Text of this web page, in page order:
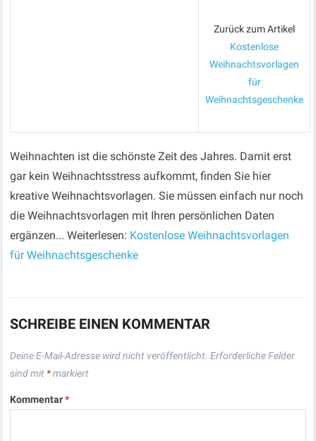
Zurück zum Artikel
Kostenlose
Weihnachtsvorlagen
für
Weihnachtsgeschenke
Weihnachten ist die schönste Zeit des Jahres. Damit erst
gar kein Weihnachtsstress aufkommt, finden Sie hier
kreative Weihnachtsvorlagen. Sie müssen einfach nur noch
die Weihnachtsvorlagen mit Ihren persönlichen Daten
ergänzen... Weiterlesen: Kostenlose Weihnachtsvorlagen
für Weihnachtsgeschenke
SCHREIBE EINEN KOMMENTAR
Deine E-Mail-Adresse wird nicht veröffentlicht. Erforderliche Felder
sind mit *markiert
Kommentar*